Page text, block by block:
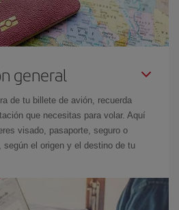
general
de tu billete de avión, recuerda
que necesitas para volar. Aquí
visado, pasaporte, seguro o
según el origen y el destino de tu